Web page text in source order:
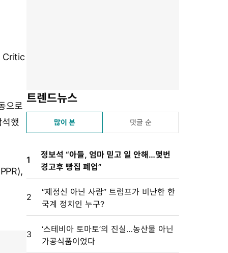
Critic
으로
했
트렌드뉴스
많이 본 댓글 순
1
정보석 “아들, 엄마 믿고 일 안해…몇번
경고후 빵집 폐업”
2
“제정신 아닌 사람” 트럼프가 비난한 한
국계 정치인 누구?
3
‘스테비아 토마토’의 진실…농산물 아닌
가공식품이었다